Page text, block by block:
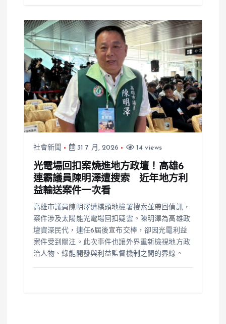
社會新聞 31 7 月, 2026 14 views
光電場回扣案燒進地方政壇！高雄6
連霸議員陳明澤遭搜索 近年地方利
益輸送案件一次看
高雄市議員陳明澤遭橋頭地檢署搜索並帶回偵訊，
案件涉及太陽能光電場回扣疑雲。陳明澤為高雄政
壇資深民代，連任6屆後宣布交棒，卻因光電利益
案件受到關注。此次事件也讓外界重新檢視地方政
治人物、綠能開發與利益監督機制之間的界線。